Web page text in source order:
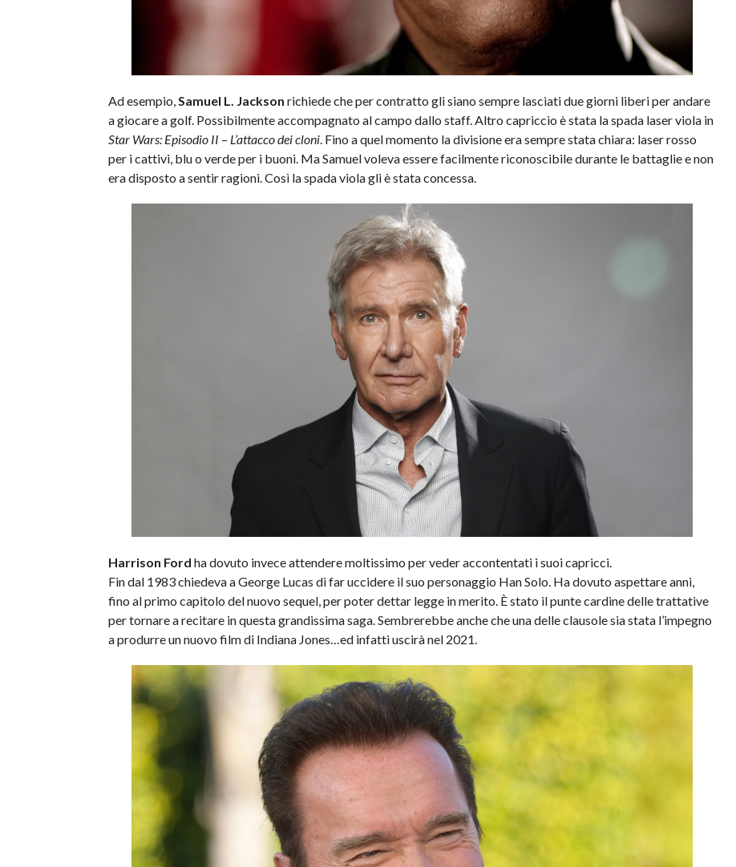
Ad esempio,Samuel L. Jackson richiede che per contratto gli siano sempre lasciati due giorni liberi per andare
a giocare a golf. Possibilmente accompagnato al campo dallo staff. Altro capriccio è stata la spada laser viola in
Star Wars: Episodio II – L’attacco dei cloni. Fino a quel momento la divisione era sempre stata chiara: laser rosso
per i cattivi, blu o verde per i buoni. Ma Samuel voleva essere facilmente riconoscibile durante le battaglie e non
era disposto a sentir ragioni. Così la spada viola gli è stata concessa.
Harrison Ford ha dovuto invece attendere moltissimo per veder accontentati i suoi capricci.
Fin dal 1983 chiedeva a George Lucas di far uccidere il suo personaggio Han Solo. Ha dovuto aspettare anni,
fino al primo capitolo del nuovo sequel, per poter dettar legge in merito. È stato il punte cardine delle trattative
per tornare a recitare in questa grandissima saga. Sembrerebbe anche che una delle clausole sia stata l’impegno
a produrre un nuovo film di Indiana Jones…ed infatti uscirà nel 2021.